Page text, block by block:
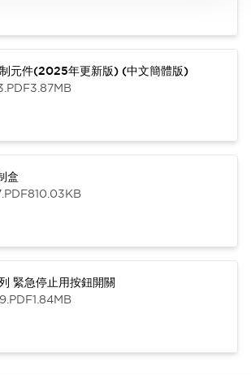
元件(2025年更新版) (中文簡體版)
.PDF3.87MB
盒
.PDF810.03KB
緊急停止用按鈕開關
.PDF1.84MB